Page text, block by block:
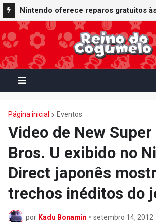
Nintendo oferece reparos gratuitos
do terremoto de Kumamoto e doa 50
de ienes à Cruz Vermelha
Nintendo Music recebe trilhas
Virtual Boy Wario Land, Mario Clash e
Tennis em adição histórica ao
Página inicial Eventos
Video de New
Bros. U exibido no
Direct japonês
trechos inéditos do
por Kadu Bonamin • setembro 14, 2012